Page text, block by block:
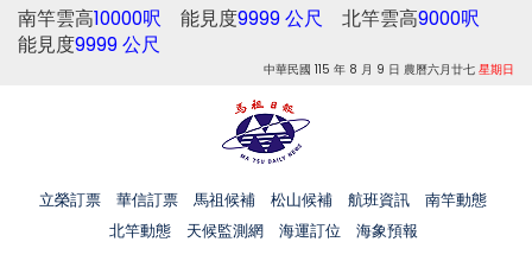
南竿雲高10000呎 能見度9999 公尺 北竿雲高9000呎
能見度9999 公尺
中華民國 115 年 8 月 9 日 農曆六月廿七 星期日
立榮訂票 華信訂票 馬祖候補 松山候補 航班資訊
南竿動態
北竿動態
天候監測網 海運訂位 海象預報